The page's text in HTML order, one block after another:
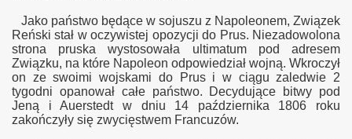
Jako państwo będące w sojuszu z Napoleonem, Związek
Reński stał w oczywistej opozycji do Prus. Niezadowolona
strona pruska wystosowała ultimatum pod adresem
Związku, na które Napoleon odpowiedział wojną. Wkroczył
on ze swoimi wojskami do Prus i w ciągu zaledwie 2
tygodni opanował całe państwo. Decydujące bitwy pod
Jeną i Auerstedt w dniu 14 października 1806 roku
zakończyły się zwycięstwem Francuzów.